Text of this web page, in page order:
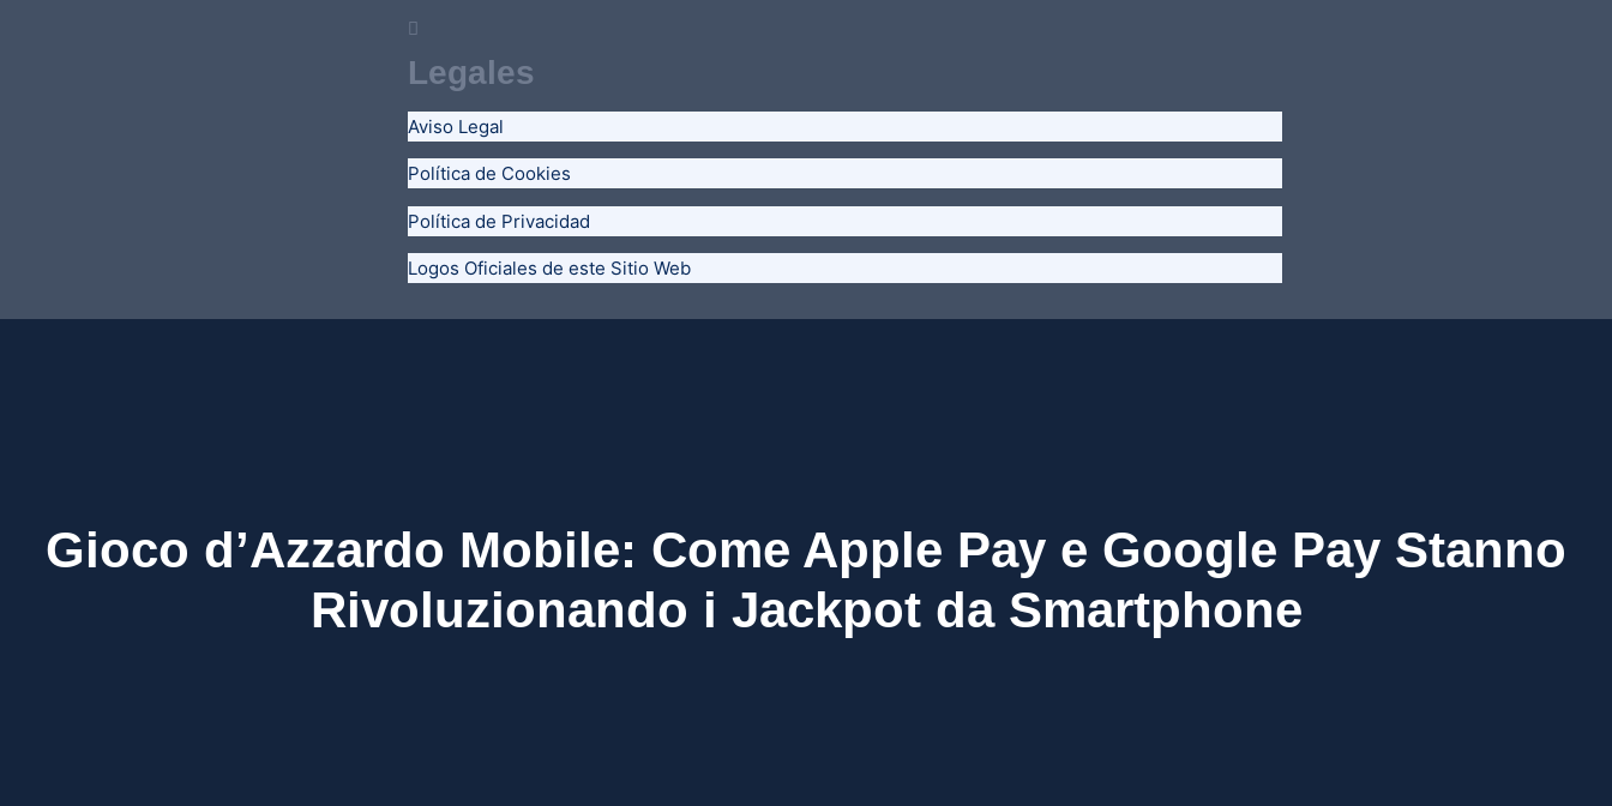
Legales
Aviso Legal
Política de Cookies
Política de Privacidad
Logos Oficiales de este Sitio Web
Gioco d’Azzardo Mobile: Come Apple Pay e Google Pay Stanno
Rivoluzionando i Jackpot da Smartphone